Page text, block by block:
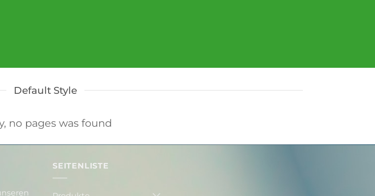
Default Style
no pages was found
SEITENLISTE